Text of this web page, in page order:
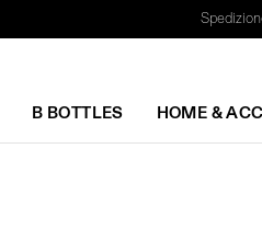
B BOTTLES HOME &